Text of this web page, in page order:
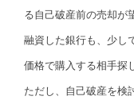
る自己破産前の売却が
融資した銀行も、少し
価格で購入する相手探
ただし、自己破産を検